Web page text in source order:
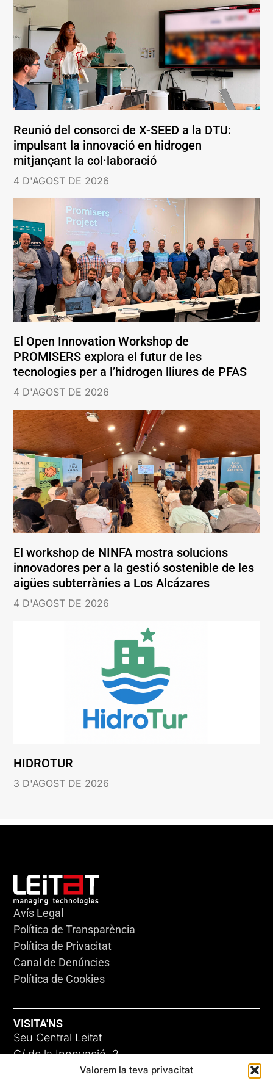
Valorem la teva privacitat
Reunió del consorci de X-SEED a la DTU:
impulsant la innovació en hidrogen
mitjançant la col·laboració
4 D'AGOST DE 2026
El Open Innovation Workshop de
PROMISERS explora el futur de les
tecnologies per a l’hidrogen lliures de PFAS
4 D'AGOST DE 2026
El workshop de NINFA mostra solucions
innovadores per a la gestió sostenible de les
aigües subterrànies a Los Alcázares
4 D'AGOST DE 2026
HIDROTUR
3 D'AGOST DE 2026
Avís Legal
Política de Transparència
Política de Privacitat
Canal de Denúncies
Política de Cookies
VISITA'NS
Seu Central Leitat
C/ de la Innovació, 2
08225 Terrassa, (Barcelona)